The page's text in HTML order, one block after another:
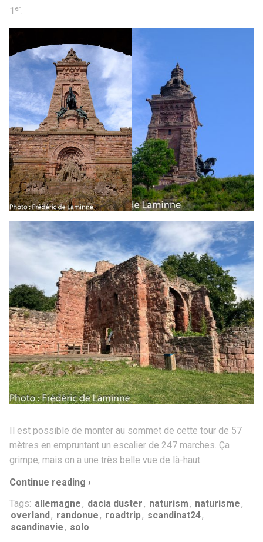
1 er.
Il est possible de monter au sommet de cette tour de 57
mètres en empruntant un escalier de 247 marches. Ça
grimpe, mais on a une très belle vue de là-haut.
Continue reading ›
Tags: allemagne, dacia duster, naturism, naturisme,
overland, randonue, roadtrip, scandinat24,
scandinavie, solo